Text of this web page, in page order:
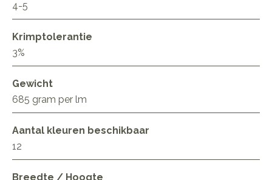
4-5
Krimptolerantie
3%
Gewicht
685 gram per lm
Aantal kleuren beschikbaar
12
Breedte / Hoogte